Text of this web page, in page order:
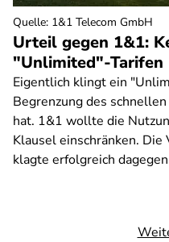
Urteil gegen 1&1:
"Unlimited"-Tarifen
Eigentlich klingt ein
Begrenzung des
hat. 1&1 wollte die
Klausel einschränken.
klagte erfolgreich
Quelle: 1&1 Telecom GmbH